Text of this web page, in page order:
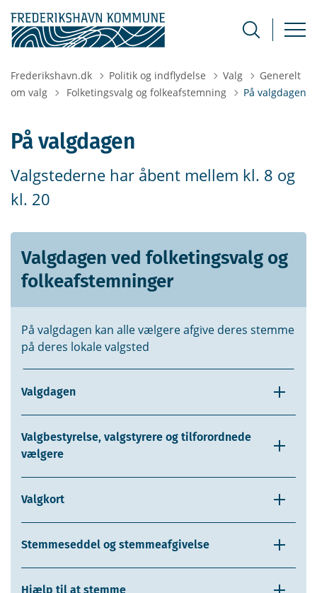
Frederikshavn.dk Politik og indflydelse Valg
Generelt
om valg
Tilbage til
Folketingsvalg og folkeafstemning På valgdagen
På valgdagen
Valgstederne har åbent mellem kl. 8 og
kl. 20
Valgdagen ved folketingsvalg og
folkeafstemninger
På valgdagen kan alle vælgere afgive deres stemme
på deres lokale valgsted
Valgdagen
Valgbestyrelse, valgstyrere og tilforordnede
vælgere
Valgkort
Stemmeseddel og stemmeafgivelse
Hjælp til at stemme